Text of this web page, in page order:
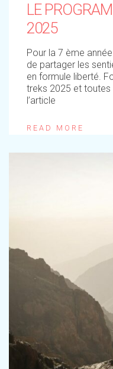
LE
2025
Pour la 7 ème
de partager les
en formule liberté.
treks 2025 et toutes
l’article
READ MORE